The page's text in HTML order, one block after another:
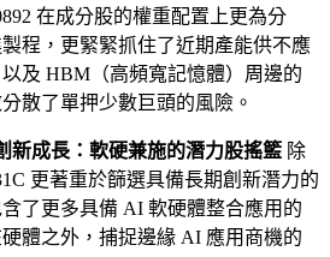
在成分股的權重配置上更為分
程，更緊緊抓住了近期產能供不應
及 HBM（高頻寬記憶體）周邊的
散了單押少數巨頭的風險。
新成長：軟硬兼施的潛力股搖籃 除
更著重於篩選具備長期創新潛力的
了更多具備 AI 軟硬體整合應用的
體之外，捕捉邊緣 AI 應用商機的